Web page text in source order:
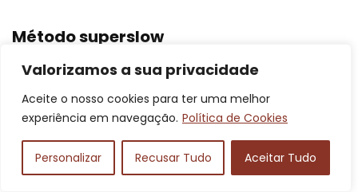
Valorizamos a sua privacidade
Aceite o nosso cookies para ter uma melhor
experiência em navegação. Política de Cookies
Personalizar Recusar Tudo Aceitar Tudo
Método superslow